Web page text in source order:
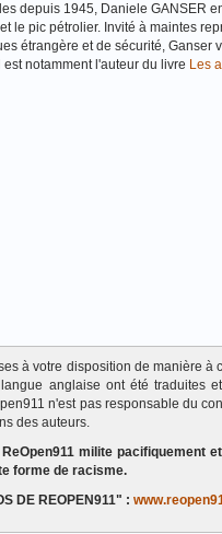
depuis 1945, Daniele GANSER
le pic pétrolier. Invité à maintes
étrangère et de sécurité, Ganser
notamment l'auteur du livre Les
à votre disposition de manière à
anglaise ont été traduites
n'est pas responsable du
des auteurs.
milite pacifiquement
forme de racisme.
DE REOPEN911" :